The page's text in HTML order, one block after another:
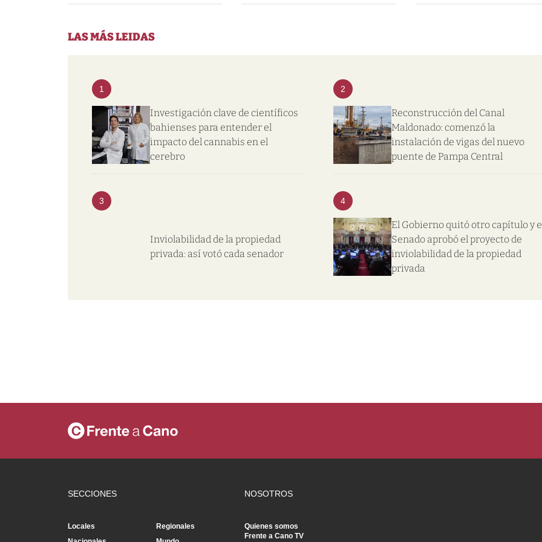
LAS MÁS LEIDAS
1
Investigación clave de científicos
bahienses para entender el
impacto del cannabis en el
cerebro
2
Reconstrucción del Canal
Maldonado: comenzó la
instalación de vigas del nuevo
puente de Pampa Central
3
Inviolabilidad de la propiedad
privada: así votó cada senador
4
El Gobierno quitó otro capítulo y
Senado aprobó el proyecto de
inviolabilidad de la propiedad
privada
SECCIONES
Locales
Regionales
NOSOTROS
Quienes somos
Frente a Cano TV